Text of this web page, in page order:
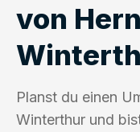
von
Planst du einen
Winterthur und